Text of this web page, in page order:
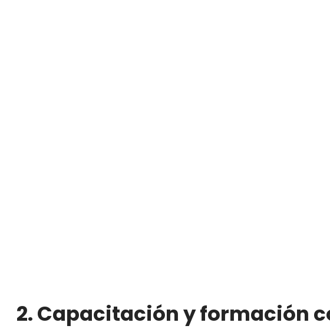
2. Capacitación y formación